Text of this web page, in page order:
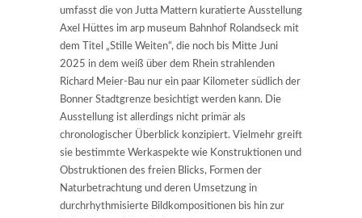
umfasst die von Jutta Mattern kuratierte Ausstellung
Axel Hüttes im arp museum Bahnhof Rolandseck mit
dem Titel „Stille Weiten“, die noch bis Mitte Juni
2025 in dem weiß über dem Rhein strahlenden
Richard Meier-Bau nur ein paar Kilometer südlich der
Bonner Stadtgrenze besichtigt werden kann. Die
Ausstellung ist allerdings nicht primär als
chronologischer Überblick konzipiert. Vielmehr greift
sie bestimmte Werkaspekte wie Konstruktionen und
Obstruktionen des freien Blicks, Formen der
Naturbetrachtung und deren Umsetzung in
durchrhythmisierte Bildkompositionen bis hin zur